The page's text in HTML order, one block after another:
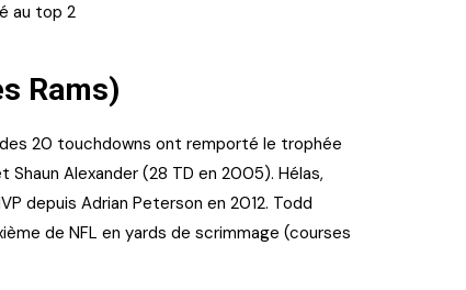
au top 2
Rams)
20 touchdowns ont remporté le trophée
Shaun Alexander (28 TD en 2005). Hélas,
depuis Adrian Peterson en 2012. Todd
de NFL en yards de scrimmage (courses